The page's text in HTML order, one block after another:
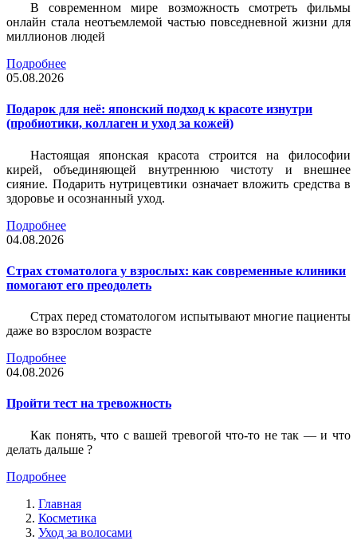
В современном мире возможность смотреть фильмы
онлайн стала неотъемлемой частью повседневной жизни для
миллионов людей
Подробнее
05.08.2026
Подарок для неё: японский подход к красоте изнутри
(пробиотики, коллаген и уход за кожей)
Настоящая японская красота строится на философии
кирей, объединяющей внутреннюю чистоту и внешнее
сияние. Подарить нутрицевтики означает вложить средства в
здоровье и осознанный уход.
Подробнее
04.08.2026
Страх стоматолога у взрослых: как современные клиники
помогают его преодолеть
Страх перед стоматологом испытывают многие пациенты
даже во взрослом возрасте
Подробнее
04.08.2026
Пройти тест на тревожность
Как понять, что с вашей тревогой что-то не так — и что
делать дальше ?
Подробнее
Главная
Косметика
Уход за волосами